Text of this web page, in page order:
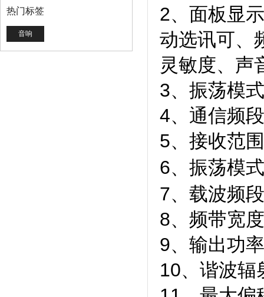
热门标签
音响
2、面板显
动选讯可、
灵敏度、声
3、振荡模
4、通信频
5、接收范
6、振荡模
7、载波频
8、频带宽
9、输出功
10、谐波辐